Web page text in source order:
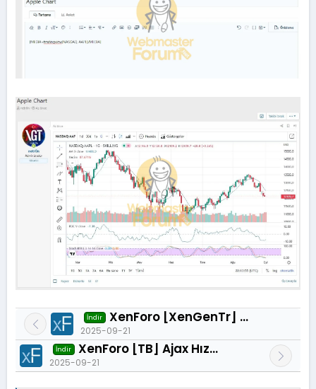
İndir XenForo [XenGenTr] Onaylanmamış Üyeye İçeriği Gizle 1.0.1
2025-09-21
İndir XenForo [TB] Ajax Hızlı Arama 1.0.3
2025-09-21